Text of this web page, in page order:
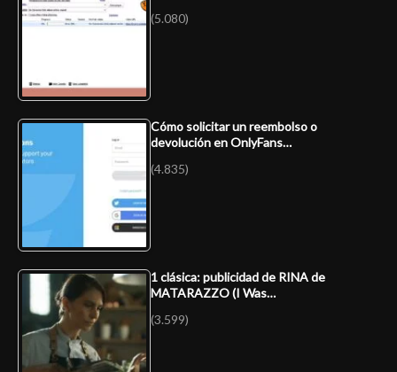
(5.080)
Cómo solicitar un reembolso o
devolución en OnlyFans…
(4.835)
1 clásica: publicidad de RINA de
MATARAZZO (I Was…
(3.599)